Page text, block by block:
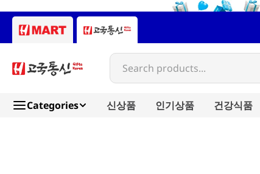
Search products...
Categories 신상품 인기상품 건강식품